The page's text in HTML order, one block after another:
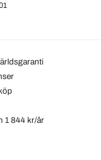
1 844 kr/år